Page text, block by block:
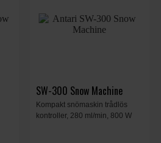
SW-300 Snow Machine
Kompakt snömaskin trådlös
kontroller, 280 ml/min, 800 W